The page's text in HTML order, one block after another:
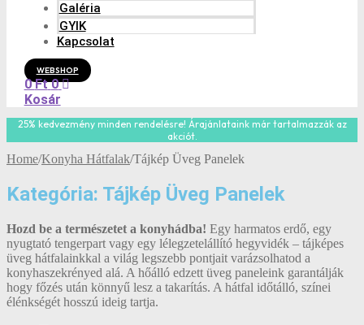
Galéria
GYIK
Kapcsolat
WEBSHOP
0Ft 0
Kosár
25% kedvezmény minden rendelésre! Árajánlataink már tartalmazzák az
akciót.
Home/Konyha Hátfalak/Tájkép Üveg Panelek
Kategória: Tájkép Üveg Panelek
Hozd be a természetet a konyhádba! Egy harmatos erdő, egy
nyugtató tengerpart vagy egy lélegzetelállító hegyvidék – tájképes
üveg hátfalainkkal a világ legszebb pontjait varázsolhatod a
konyhaszekrényed alá. A hőálló edzett üveg paneleink garantálják
hogy főzés után könnyű lesz a takarítás. A hátfal időtálló, színei
élénkségét hosszú ideig tartja.